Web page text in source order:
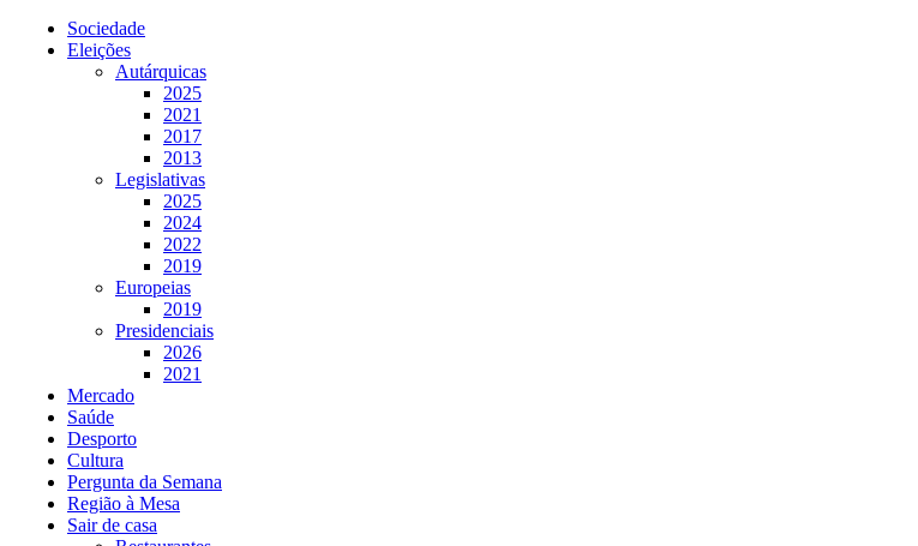
Sociedade
Eleições
Autárquicas
2025
2021
2017
2013
Legislativas
2025
2024
2022
2019
Europeias
2019
Presidenciais
2026
2021
Mercado
Saúde
Desporto
Cultura
Pergunta da Semana
Região à Mesa
Sair de casa